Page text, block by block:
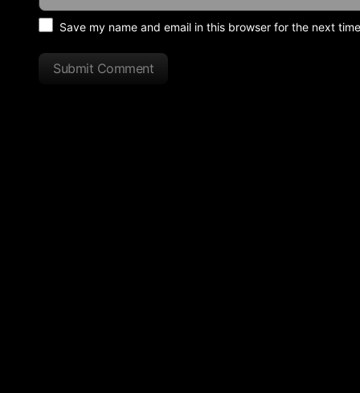
Save my name and email in this browser for the next
Submit Comment